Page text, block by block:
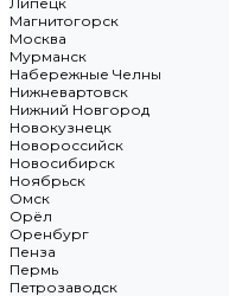
Магнитогорск
Москва
Мурманск
Набережные Челны
Нижневартовск
Нижний Новгород
Новокузнецк
Новороссийск
Новосибирск
Ноябрьск
Омск
Орёл
Оренбург
Пенза
Пермь
Петрозаводск